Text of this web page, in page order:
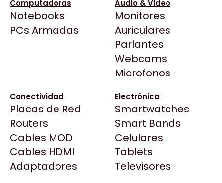
Computadoras
Notebooks
PCs Armadas
Audio & Video
Monitores
Auriculares
Parlantes
Webcams
Microfonos
Conectividad
Placas de Red
Routers
Cables MOD
Cables HDMI
Adaptadores
Electrónica
Smartwatches
Smart Bands
Celulares
Tablets
Televisores
BenQ
CX
Cooler Master
Deepcool
Dell
EVGA
Gamemax
Genesis
Genius
Todas las Tiendas
Click Gaming
Compufan Store
Dinobyte
Full H4rd
Gaming City
Gezatek
Ver producto en la página de Gaming Point